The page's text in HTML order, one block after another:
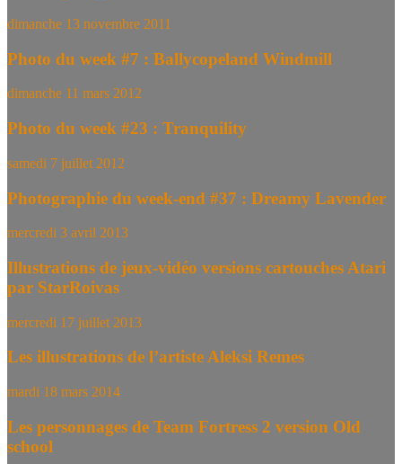
dimanche 13 novembre 2011
Photo du week #7 : Ballycopeland Windmill
dimanche 11 mars 2012
Photo du week #23 : Tranquility
samedi 7 juillet 2012
Photographie du week-end #37 : Dreamy Lavender
mercredi 3 avril 2013
Illustrations de jeux-vidéo versions cartouches Atari
par StarRoivas
mercredi 17 juillet 2013
Les illustrations de l’artiste Aleksi Remes
mardi 18 mars 2014
Les personnages de Team Fortress 2 version Old
school